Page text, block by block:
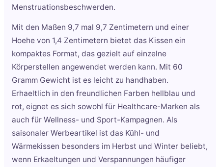
Menstruationsbeschwerden.
Mit den Maßen 9,7 mal 9,7 Zentimetern und einer
Hoehe von 1,4 Zentimetern bietet das Kissen ein
kompaktes Format, das gezielt auf einzelne
Körperstellen angewendet werden kann. Mit 60
Gramm Gewicht ist es leicht zu handhaben.
Erhaeltlich in den freundlichen Farben hellblau und
rot, eignet es sich sowohl für Healthcare-Marken als
auch für Wellness- und Sport-Kampagnen. Als
saisonaler Werbeartikel ist das Kühl- und
Wärmekissen besonders im Herbst und Winter beliebt,
wenn Erkaeltungen und Verspannungen häufiger